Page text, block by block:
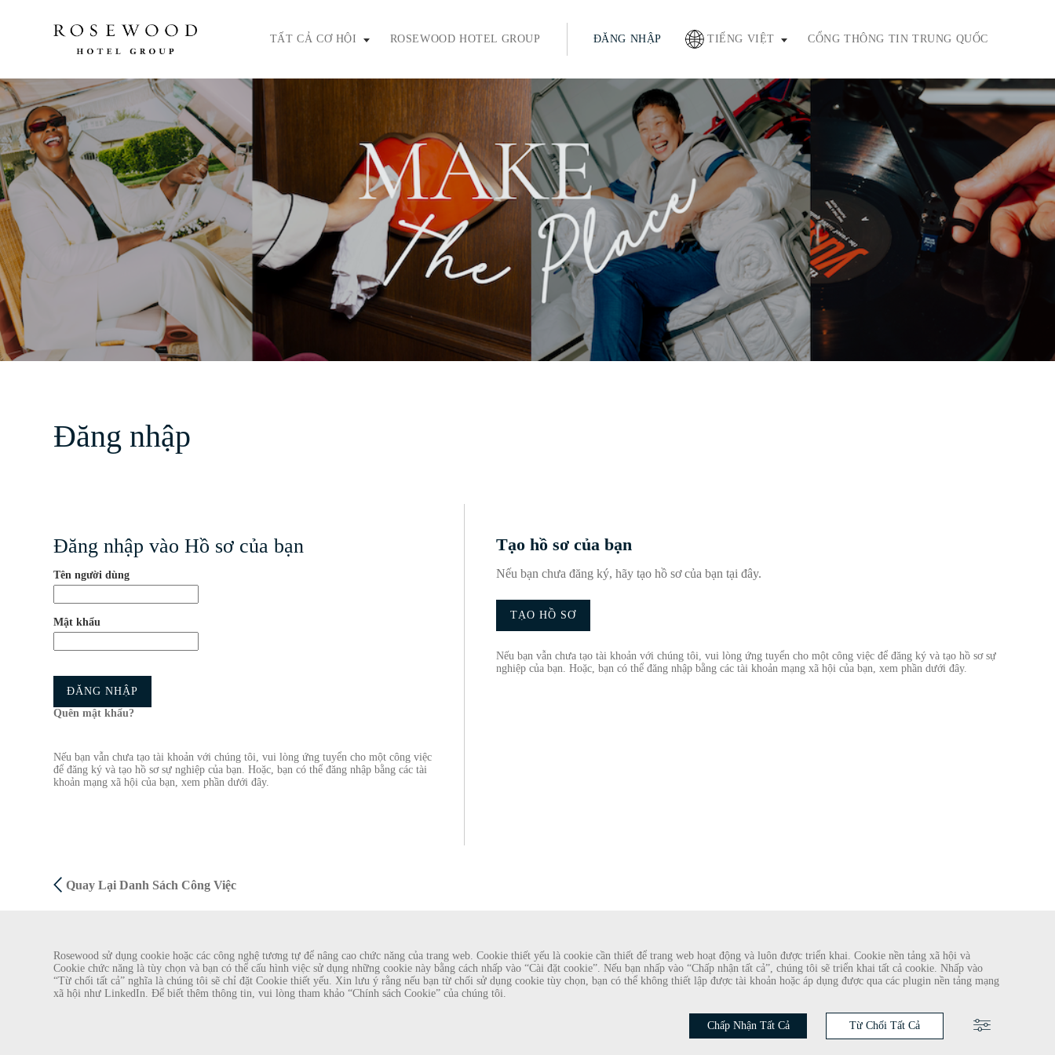
Rosewood sử dụng cookie hoặc các công nghệ tương tự để nâng cao chức năng của trang web. Cookie thiết yếu là cookie cần thiết để trang web hoạt động và luôn được triển khai. Cookie nền tảng xã hội và
Cookie chức năng là tùy chọn và bạn có thể cấu hình việc sử dụng những cookie này bằng cách nhấp vào “Cài đặt cookie”. Nếu bạn nhấp vào “Chấp nhận tất cả”, chúng tôi sẽ triển khai tất cả cookie. Nhấp vào
“Từ chối tất cả” nghĩa là chúng tôi sẽ chỉ đặt Cookie thiết yếu. Xin lưu ý rằng nếu bạn từ chối sử dụng cookie tùy chọn, bạn có thể không thiết lập được tài khoản hoặc áp dụng được qua các plugin nền tảng mạng
xã hội như LinkedIn. Để biết thêm thông tin, vui lòng tham khảo “Chính sách Cookie” của chúng tôi.
Chấp Nhận Tất Cả Từ Chối Tất Cả
TẤT CẢ CƠ HỘI
ROSEWOOD HOTEL GROUP ĐĂNG NHẬP TIẾNG VIỆT CỔNG THÔNG TIN TRUNG QUỐC
Đăng nhập
Đăng nhập vào Hồ sơ của bạn
Tên người dùng
Mật khẩu
ĐĂNG NHẬP
Quên mật khẩu?
Nếu bạn vẫn chưa tạo tài khoản với chúng tôi, vui lòng ứng tuyển cho một công việc
để đăng ký và tạo hồ sơ sự nghiệp của bạn. Hoặc, bạn có thể đăng nhập bằng các tài
khoản mạng xã hội của bạn, xem phần dưới đây.
Tạo hồ sơ của bạn
Nếu bạn chưa đăng ký, hãy tạo hồ sơ của bạn tại đây.
TẠO HỒ SƠ
Nếu bạn vẫn chưa tạo tài khoản với chúng tôi, vui lòng ứng tuyển cho một công việc để đăng ký và tạo hồ sơ sự
nghiệp của bạn. Hoặc, bạn có thể đăng nhập bằng các tài khoản mạng xã hội của bạn, xem phần dưới đây.
Quay Lại Danh Sách Công Việc
CẢNH BÁO GIAN LẬN
Chúng tôi đã được biết về một vụ lừa đảo gần đây, theo đó các cá nhân giả làm nhà tuyển dụng đang cung cấp hợp đồng lao động cho Rosewood
Hotel Group. Những lời gạ gẫm này được thực hiện bởi những người sử dụng tài khoản e-mail dựa trên web có tên Rosewood. Cá nhân được yêu
cầu cung cấp bản sao giấy tờ tùy thân cá nhân của mình và gửi tiền để hoàn tất quy trình tuyển dụng. Những lời đề nghị này là gian lận. Rosewood